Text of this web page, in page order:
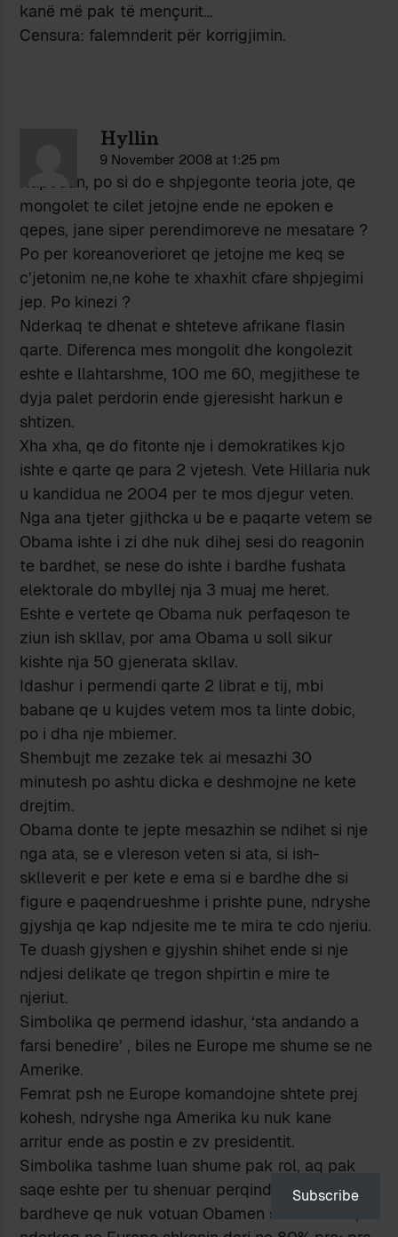
kanë më pak të mençurit…
Censura: falemnderit për korrigjimin.
Hyllin
9 November 2008 at 1:25 pm
Kapedan, po si do e shpjegonte teoria jote, qe
mongolet te cilet jetojne ende ne epoken e
qepes, jane siper perendimoreve ne mesatare ?
Po per koreanoverioret qe jetojne me keq se
c’jetonim ne,ne kohe te xhaxhit cfare shpjegimi
jep. Po kinezi ?
Nderkaq te dhenat e shteteve afrikane flasin
qarte. Diferenca mes mongolit dhe kongolezit
eshte e llahtarshme, 100 me 60, megjithese te
dyja palet perdorin ende gjeresisht harkun e
shtizen.
Xha xha, qe do fitonte nje i demokratikes kjo
ishte e qarte qe para 2 vjetesh. Vete Hillaria nuk
u kandidua ne 2004 per te mos djegur veten.
Nga ana tjeter gjithcka u be e paqarte vetem se
Obama ishte i zi dhe nuk dihej sesi do reagonin
te bardhet, se nese do ishte i bardhe fushata
elektorale do mbyllej nja 3 muaj me heret.
Eshte e vertete qe Obama nuk perfaqeson te
ziun ish skllav, por ama Obama u soll sikur
kishte nja 50 gjenerata skllav.
Idashur i permendi qarte 2 librat e tij, mbi
babane qe u kujdes vetem mos ta linte dobic,
po i dha nje mbiemer.
Shembujt me zezake tek ai mesazhi 30
minutesh po ashtu dicka e deshmojne ne kete
drejtim.
Obama donte te jepte mesazhin se ndihet si nje
nga ata, se e vlereson veten si ata, si ish-
sklleverit e per kete e ema si e bardhe dhe si
figure e paqendrueshme i prishte pune, ndryshe
gjyshja qe kap ndjesite me te mira te cdo njeriu.
Te duash gjyshen e gjyshin shihet ende si nje
ndjesi delikate qe tregon shpirtin e mire te
njeriut.
Simbolika qe permend idashur, ‘sta andando a
farsi benedire’ , biles ne Europe me shume se ne
Amerike.
Femrat psh ne Europe komandojne shtete prej
kohesh, ndryshe nga Amerika ku nuk kane
arritur ende as postin e zv presidentit.
Simbolika tashme luan shume pak rol, aq pak
saqe eshte per tu shenuar perqindja e ulet e te
bardheve qe nuk votuan Obamen se eshte i zi,
Subscribe